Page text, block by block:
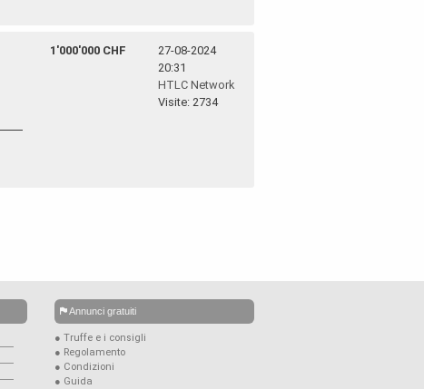
1'000'000 CHF
27-08-2024
20:31
HTLC Network
Visite: 2734
Annunci gratuiti
● Truffe e i consigli
● Regolamento
● Condizioni
● Guida